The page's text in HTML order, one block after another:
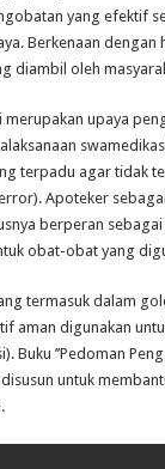
yang efektif
Berkenaan
diambil oleh
merupakan upaya
terpadu agar tidak
Apoteker
berperan
obat-obat yang
termasuk dalam
aman digunakan
Buku ’’Pedoman
disusun untuk